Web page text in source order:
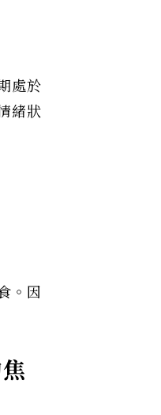
處於
緒狀
。因